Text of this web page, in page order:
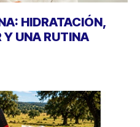
HIDRATACIÓN,
Y UNA RUTINA